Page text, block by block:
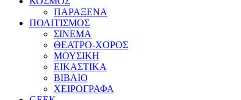
ΠΑΡΑΞΕΝΑ
ΠΟΛΙΤΙΣΜΟΣ
ΣΙΝΕΜΑ
ΘΕΑΤΡΟ-ΧΟΡΟΣ
ΜΟΥΣΙΚΗ
ΕΙΚΑΣΤΙΚΑ
ΒΙΒΛΙΟ
ΧΕΙΡΟΓΡΑΦΑ